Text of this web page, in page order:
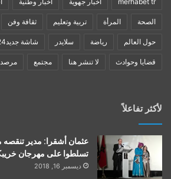
الصحة المرأة تربية وتعليم ثقافة وفن
حول العالم رياضة سلايدر شاشة جديد24
قضايا وحوادث لا تنشر هنا مجتمع مرصد
لأكثر تفاعلاً
عثمان أشقرا: مدير تنقصه
تسلطوا على مهرجان
ديسمبر 16, 2018